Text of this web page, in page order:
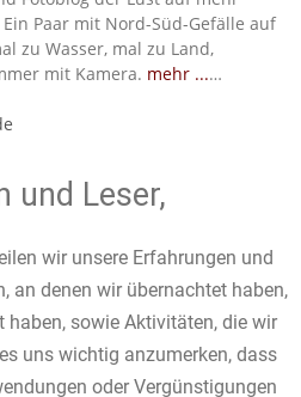
Paar mit Nord-Süd-Gefälle auf
zu Wasser, mal zu Land,
mit Kamera. mehr ...…
und Leser,
wir unsere Erfahrungen und
an denen wir übernachtet haben,
haben, sowie Aktivitäten, die wir
uns wichtig anzumerken, dass
oder Vergünstigungen